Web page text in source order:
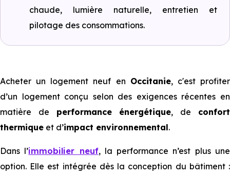
chaude, lumière naturelle, entretien et
pilotage des consommations.
Acheter un logement neuf en Occitanie, c'est profiter
d’un logement conçu selon des exigences récentes en
matière de performance énergétique, de confort
thermique et d’impact environnemental.
Dans l’immobilier neuf, la performance n’est plus une
option. Elle est intégrée dès la conception du bâtiment :